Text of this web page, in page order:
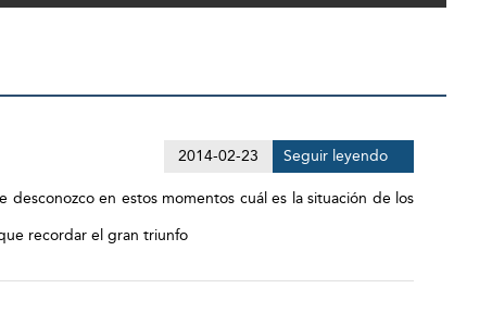
en estos momentos cuál es la situación de los
recordar el gran triunfo
2014-02-23 Seguir leyendo